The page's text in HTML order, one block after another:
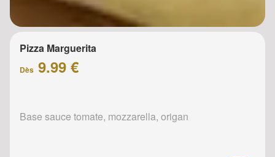
Pizza Marguerita
Dès 9.99 €
Base sauce tomate, mozzarella, origan